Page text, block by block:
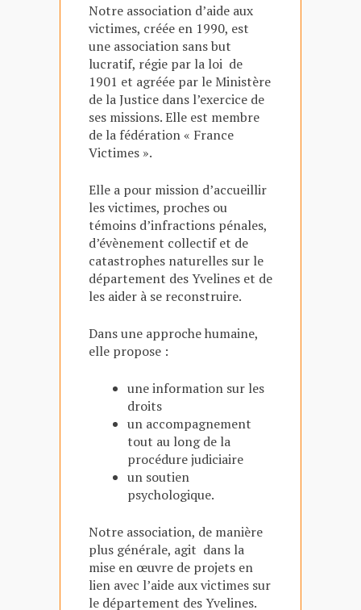
Notre association d’aide aux
victimes, créée en 1990, est
une association sans but
lucratif, régie par la loi de
1901 et agréée par le Ministère
de la Justice dans l’exercice de
ses missions. Elle est membre
de la fédération « France
Victimes ».
Elle a pour mission d’accueillir
les victimes, proches ou
témoins d’infractions pénales,
d’évènement collectif et de
catastrophes naturelles sur le
département des Yvelines et de
les aider à se reconstruire.
Dans une approche humaine,
elle propose :
une information sur les
droits
un accompagnement
tout au long de la
procédure judiciaire
un soutien
psychologique.
Notre association, de manière
plus générale, agit dans la
mise en œuvre de projets en
lien avec l’aide aux victimes sur
le département des Yvelines.